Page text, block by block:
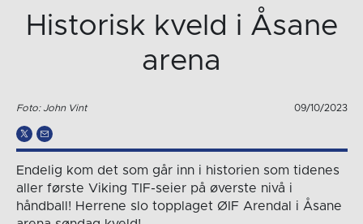
Historisk kveld i Åsane
arena
Foto: John Vint 09/10/2023
Endelig kom det som går inn i historien som tidenes
aller første Viking TIF-seier på øverste nivå i
håndball! Herrene slo topplaget ØIF Arendal i Åsane